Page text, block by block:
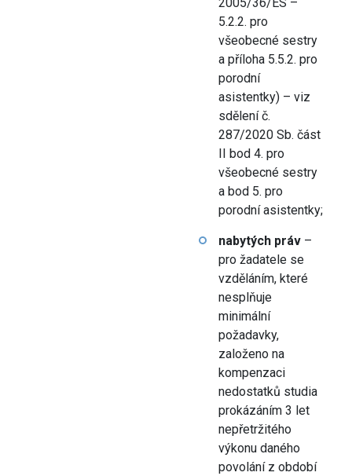
2005/36/ES –
5.2.2. pro
všeobecné sestry
a příloha 5.5.2. pro
porodní
asistentky) – viz
sdělení č.
287/2020 Sb. část
II bod 4. pro
všeobecné sestry
a bod 5. pro
porodní asistentky;
nabytých práv–
pro žadatele se
vzděláním, které
nesplňuje
minimální
požadavky,
založeno na
kompenzaci
nedostatků studia
prokázáním 3 let
nepřetržitého
výkonu daného
povolání z období